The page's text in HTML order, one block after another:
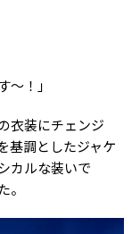
〜！」
衣装にチェンジ
基調としたジャケ
カルな装いで
。